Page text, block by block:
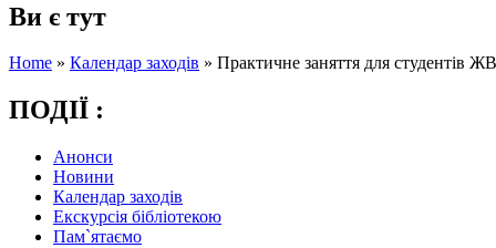
Ви є тут
Home » Календар заходів » Практичне заняття для студентів
ПОДІЇ :
Анонси
Новини
Календар заходів
Екскурсія бібліотекою
Пам`ятаємо